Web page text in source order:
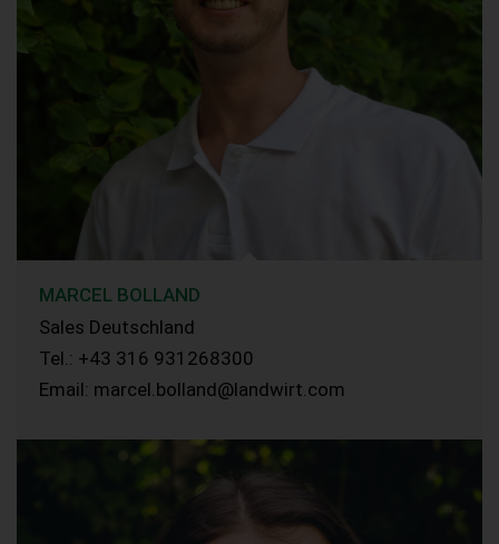
MARCEL BOLLAND
Sales Deutschland
Tel.: +43 316 931268300
Email: marcel.bolland@landwirt.com